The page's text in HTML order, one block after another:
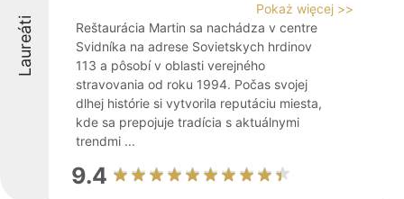
Laureáti
Pokaż więcej >>
Reštaurácia Martin sa nachádza v centre
Svidníka na adrese Sovietskych hrdinov
113 a pôsobí v oblasti verejného
stravovania od roku 1994. Počas svojej
dlhej histórie si vytvorila reputáciu miesta,
kde sa prepojuje tradícia s aktuálnymi
trendmi ...
9.4